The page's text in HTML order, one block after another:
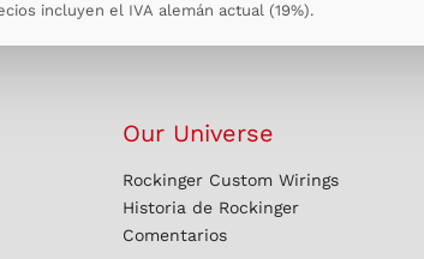
incluyen el IVA alemán actual (19%).
Our Universe
Rockinger Custom Wirings
Historia de Rockinger
Comentarios